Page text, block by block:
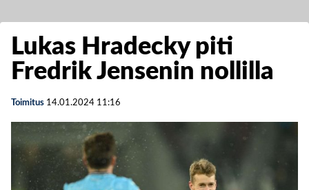
Lukas Hradecky piti
Fredrik Jensenin nollilla
Toimitus 14.01.2024 11:16